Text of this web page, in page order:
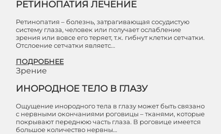
РЕТИНОПАТИЯ ЛЕЧЕНИЕ
Ретинопатия – болезнь, затрагивающая сосудистую
систему глаза, человек или получает ослабление
зрения или вовсе его теряет, т.к. гибнут клетки сетчатки.
Отслоение сетчатки являетс…
ПОДРОБНЕЕ
Зрение
ИНОРОДНОЕ ТЕЛО В ГЛАЗУ
Ощущение инородного тела в глазу может быть связано
с нервными окончаниями роговицы – тканями, которые
покрывают переднюю часть глаза. В роговице имеется
большое количество нервны…